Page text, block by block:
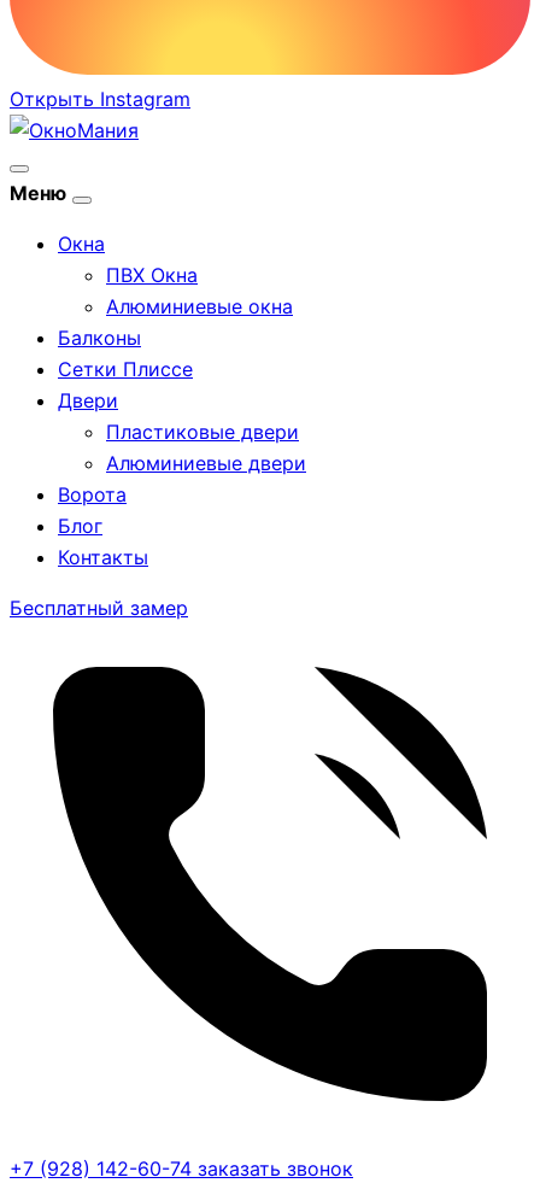
Открыть Instagram
Открыть
меню
Меню
Окна
ПВХ Окна
Алюминиевые окна
Балконы
Сетки Плиссе
Двери
Пластиковые двери
Алюминиевые двери
Ворота
Блог
Контакты
Бесплатный замер
+7 (928) 142-60-74 заказать звонок